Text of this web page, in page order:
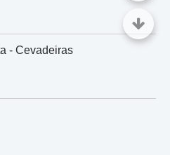
- Cevadeiras